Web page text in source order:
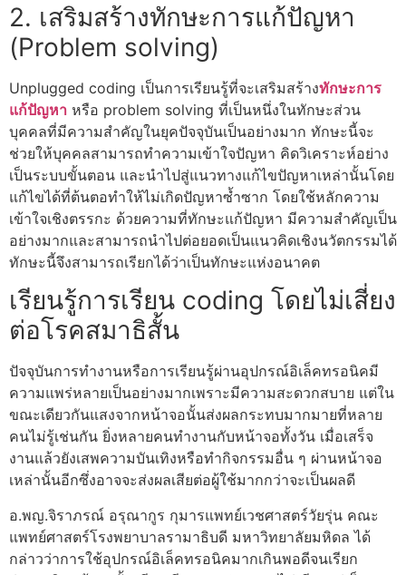
2. เสริมสร้างทักษะการแก้ปัญหา
(Problem solving)
Unplugged coding เป็นการเรียนรู้ที่จะเสริมสร้างทักษะการ
แก้ปัญหา หรือ problem solving ที่เป็นหนึ่งในทักษะส่วน
บุคคลที่มีความสำคัญในยุคปัจจุบันเป็นอย่างมาก ทักษะนี้จะ
ช่วยให้บุคคลสามารถทำความเข้าใจปัญหา คิดวิเคราะห์อย่าง
เป็นระบบขั้นตอน และนำไปสู่แนวทางแก้ไขปัญหาเหล่านั้นโดย
แก้ไขได้ที่ต้นตอทำให้ไม่เกิดปัญหาซ้ำซาก โดยใช้หลักความ
เข้าใจเชิงตรรกะ ด้วยความที่ทักษะแก้ปัญหา มีความสำคัญเป็น
อย่างมากและสามารถนำไปต่อยอดเป็นแนวคิดเชิงนวัตกรรมได้
ทักษะนี้จึงสามารถเรียกได้ว่าเป็นทักษะแห่งอนาคต
เรียนรู้การเรียน coding โดยไม่เสี่ยง
ต่อโรคสมาธิสั้น
ปัจจุบันการทำงานหรือการเรียนรู้ผ่านอุปกรณ์อิเล็คทรอนิคมี
ความแพร่หลายเป็นอย่างมากเพราะมีความสะดวกสบาย แต่ใน
ขณะเดียวกันแสงจากหน้าจอนั้นส่งผลกระทบมากมายที่หลาย
คนไม่รู้เช่นกัน ยิ่งหลายคนทำงานกับหน้าจอทั้งวัน เมื่อเสร็จ
งานแล้วยังเสพความบันเทิงหรือทำกิจกรรมอื่น ๆ ผ่านหน้าจอ
เหล่านั้นอีกซึ่งอาจจะส่งผลเสียต่อผู้ใช้มากกว่าจะเป็นผลดี
อ.พญ.จิราภรณ์ อรุณากูร กุมารแพทย์เวชศาสตร์วัยรุ่น คณะ
แพทย์ศาสตร์โรงพยาบาลรามาธิบดี มหาวิทยาลัยมหิดล ได้
กล่าวว่าการใช้อุปกรณ์อิเล็คทรอนิคมากเกินพอดีจนเรียก